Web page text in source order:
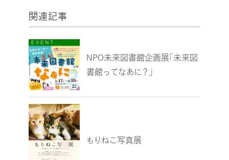
関連記事
NPO未来図書館企画展「未来図
書館ってなあに？」
もりねこ写真展